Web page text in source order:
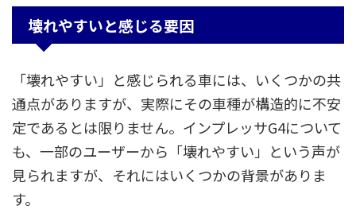
壊れやすいと感じる要因
「壊れやすい」と感じられる車には、いくつかの共
通点がありますが、実際にその車種が構造的に不安
定であるとは限りません。インプレッサG4について
も、一部のユーザーから「壊れやすい」という声が
見られますが、それにはいくつかの背景がありま
す。